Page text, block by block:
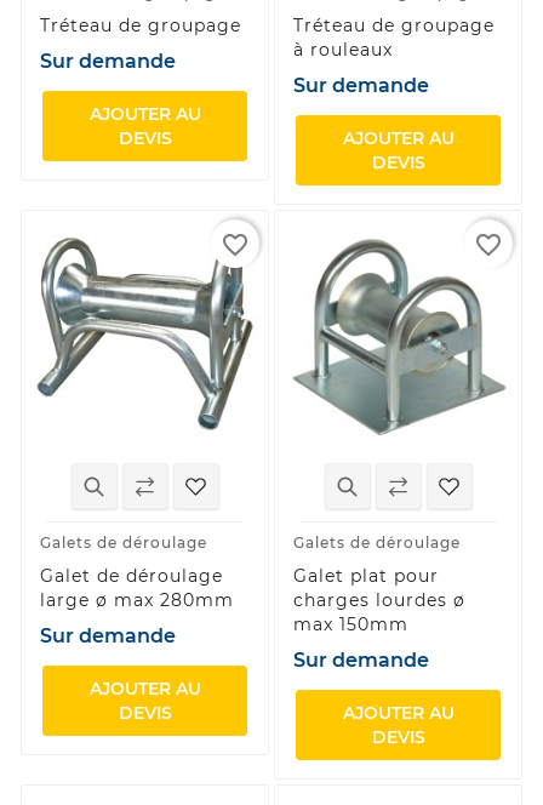
Tréteau de groupage
Sur demande
AJOUTER AU
DEVIS
Tréteau de groupage
à rouleaux
Sur demande
AJOUTER AU
DEVIS
Galets de déroulage
Galet de déroulage
large ø max 280mm
Sur demande
AJOUTER AU
DEVIS
favorite_border
Galets de déroulage
Galet plat pour
charges lourdes ø
max 150mm
Sur demande
AJOUTER AU
DEVIS
favorite_border